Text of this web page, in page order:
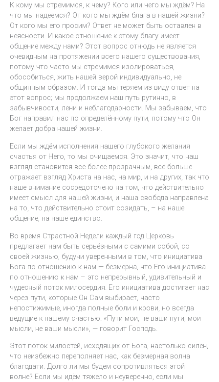
К кому мы стремимся, к чему? Кого или чего мы ждём? На
что мы надеемся? От кого мы ждём блага в нашей жизни?
От кого мы его просим? Ответ не может быть оставлен в
неясности. И какое отношение к этому благу имеет
общение между нами? Этот вопрос отнюдь не является
очевидным на протяжении всего нашего существования,
потому что часто мы стремимся изолироваться,
обособиться, жить нашей верой индивидуально, не
общинным образом. И тогда мы теряем из виду ответ на
этот вопрос; мы продолжаем наш путь рутинно, в
забывчивости, лени и неблагодарности. Мы забываем, что
Бог направил нас по определённому пути, потому что Он
желает добра нашей жизни.
Если мы ждём исполнения нашего глубокого желания
счастья от Него, то мы очищаемся. Это значит, что наш
взгляд становится всё более прозрачным, всё больше
отражает взгляд Христа на нас, на мир, и на других, так что
наше внимание сосредоточено на том, что действительно
имеет смысл для нашей жизни, и наша свобода направлена
на то, что действительно стоит созидать, – на наше
общение, на наше единство.
Во время Страстной Недели каждый год Церковь
предлагает нам быть серьёзными с самими собой, со
своей жизнью, будучи уверенными в том, что инициатива
Бога по отношению к нам — безмерна, что Его инициатива
по отношению к нам – это непрерывный, удивительный и
чудесный поток милосердия. Его инициатива достигает нас
через пути, которые Он Сам выбирает, часто
непостижимые, иногда полные боли и крови, но всегда
ведущие к нашему счастью. «Пути мои, не ваши пути; мои
мысли, не ваши мысли», — говорит Господь.
Этот поток милостей, исходящих от Бога, настолько силён,
что неизбежно переполняет нас, как безмерная волна
благодати. Долго ли мы будем сопротивляться этой
волне? Если мы идём тяжело и неуверенно, если мы